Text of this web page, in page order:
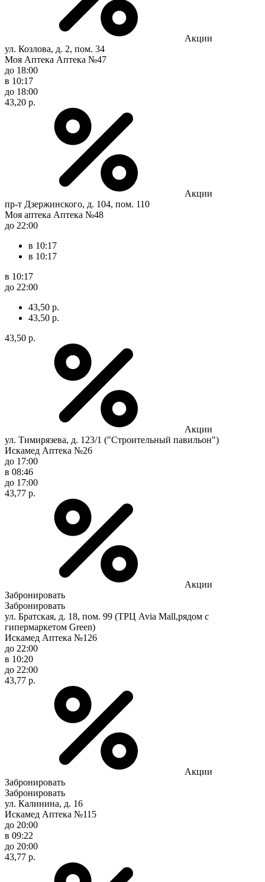
Акции
ул. Козлова, д. 2, пом. 34
Моя Аптека Аптека №47
до 18:00
в 10:17
до 18:00
43,20 р.
Акции
пр-т Дзержинского, д. 104, пом. 110
Моя аптека Аптека №48
до 22:00
в 10:17
в 10:17
в 10:17
до 22:00
43,50 р.
43,50 р.
43,50 р.
Акции
ул. Тимирязева, д. 123/1 ("Строительный павильон")
Искамед Аптека №26
до 17:00
в 08:46
до 17:00
43,77 р.
Акции
Забронировать
Забронировать
ул. Братская, д. 18, пом. 99 (ТРЦ Avia Mall,рядом с
гипермаркетом Green)
Искамед Аптека №126
до 22:00
в 10:20
до 22:00
43,77 р.
Акции
Забронировать
Забронировать
ул. Калинина, д. 16
Искамед Аптека №115
до 20:00
в 09:22
до 20:00
43,77 р.